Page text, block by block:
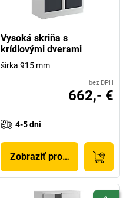
Vysoká skriňa s
krídlovými dverami
šírka 915 mm
bez DPH
662,- €
4-5 dni
Zobraziť produkt